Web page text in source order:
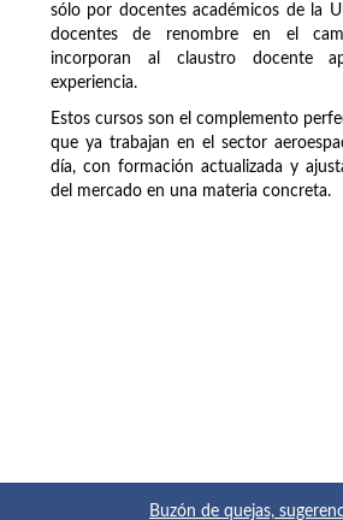
sólo por docentes académicos de la
docentes de renombre en el
incorporan al claustro docente
experiencia.
Estos cursos son el complemento
que ya trabajan en el sector
día, con formación actualizada y
del mercado en una materia concreta.
Buzón de quejas,